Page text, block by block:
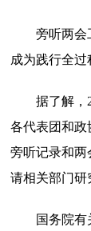
旁听两会
成为践行全过
据了解，
各代表团和政
旁听记录和两
请相关部门研
国务院